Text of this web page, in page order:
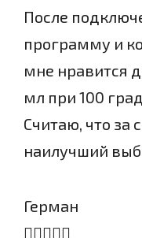
После
программу и
мне нравится
мл при 100
Считаю, что за
наилучший
Герман